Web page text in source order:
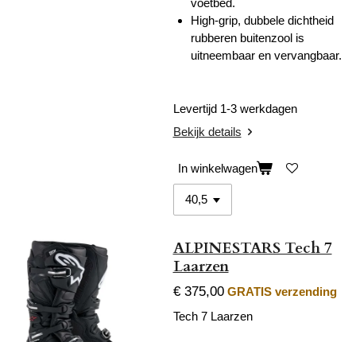
voetbed.
High-grip, dubbele dichtheid
rubberen buitenzool is
uitneembaar en vervangbaar.
Levertijd 1-3 werkdagen
Bekijk details
In winkelwagen
ALPINESTARS Tech 7
Laarzen
€ 375,00 GRATIS verzending
Tech 7 Laarzen